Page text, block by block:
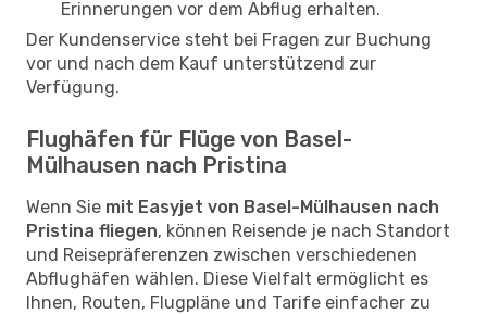
Erinnerungen vor dem Abflug erhalten.
Der Kundenservice steht bei Fragen zur Buchung
vor und nach dem Kauf unterstützend zur
Verfügung.
Flughäfen für Flüge von Basel-
Mülhausen nach Pristina
Wenn Sie mit Easyjet von Basel-Mülhausen nach
Pristina fliegen, können Reisende je nach Standort
und Reisepräferenzen zwischen verschiedenen
Abflughäfen wählen. Diese Vielfalt ermöglicht es
Ihnen, Routen, Flugpläne und Tarife einfacher zu